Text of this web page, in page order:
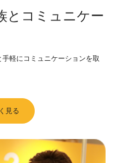
とコミュニケー
軽にコミュニケーションを取
見る